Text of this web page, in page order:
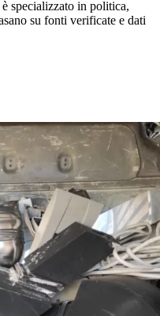
specializzato in politica,
su fonti verificate e dati